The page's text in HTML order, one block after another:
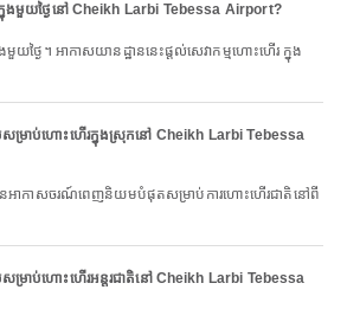
ក្នុងមួយថ្ងៃនៅ Cheikh Larbi Tebessa Airport?
រាប់ហោះហើរក្នុងស្រុកនៅ Cheikh Larbi Tebessa
អាកាសចរណ៍ពេញនិយមបំផុតសម្រាប់ការហោះហើរជាតិនៅពី
រាប់ហោះហើរអន្តរជាតិនៅ Cheikh Larbi Tebessa